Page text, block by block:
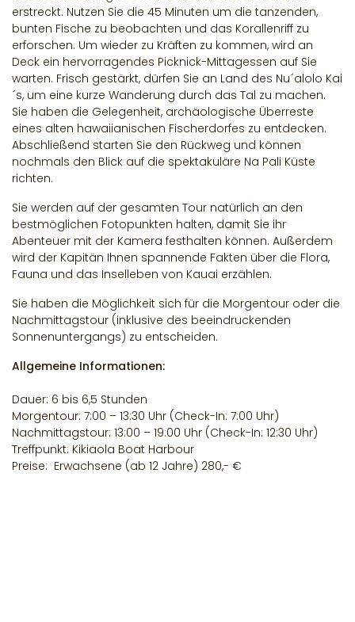
erstreckt. Nutzen Sie die 45 Minuten um die tanzenden,
bunten Fische zu beobachten und das Korallenriff zu
erforschen. Um wieder zu Kräften zu kommen, wird an
Deck ein hervorragendes Picknick-Mittagessen auf Sie
warten. Frisch gestärkt, dürfen Sie an Land des Nu´alolo Kai
´s, um eine kurze Wanderung durch das Tal zu machen.
Sie haben die Gelegenheit, archäologische Überreste
eines alten hawaiianischen Fischerdorfes zu entdecken.
Abschließend starten Sie den Rückweg und können
nochmals den Blick auf die spektakuläre Na Pali Küste
richten.
Sie werden auf der gesamten Tour natürlich an den
bestmöglichen Fotopunkten halten, damit Sie ihr
Abenteuer mit der Kamera festhalten können. Außerdem
wird der Kapitän Ihnen spannende Fakten über die Flora,
Fauna und das Inselleben von Kauai erzählen.
Sie haben die Möglichkeit sich für die Morgentour oder die
Nachmittagstour (inklusive des beeindruckenden
Sonnenuntergangs) zu entscheiden.
Allgemeine Informationen:
Dauer: 6 bis 6,5 Stunden
Morgentour: 7:00 – 13:30 Uhr (Check-In: 7:00 Uhr)
Nachmittagstour: 13:00 – 19:00 Uhr (Check-In: 12:30 Uhr)
Treffpunkt: Kikiaola Boat Harbour
Preise: Erwachsene (ab 12 Jahre) 280,- €